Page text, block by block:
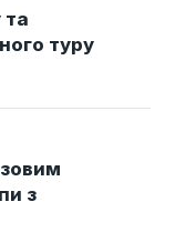
та
туру
з